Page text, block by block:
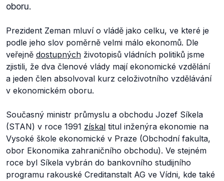
oboru.
Prezident Zeman mluví o vládě jako celku, ve které je
podle jeho slov poměrně velmi málo ekonomů. Dle
veřejně dostupných životopisů vládních politiků jsme
zjistili, že dva členové vlády mají ekonomické vzdělání
a jeden člen absolvoval kurz celoživotního vzdělávání
v ekonomickém oboru.
Současný ministr průmyslu a obchodu Jozef Síkela
(STAN) v roce 1991 získal titul inženýra ekonomie na
Vysoké škole ekonomické v Praze (Obchodní fakulta,
obor Ekonomika zahraničního obchodu). Ve stejném
roce byl Síkela vybrán do bankovního studijního
programu rakouské Creditanstalt AG ve Vídni, kde také